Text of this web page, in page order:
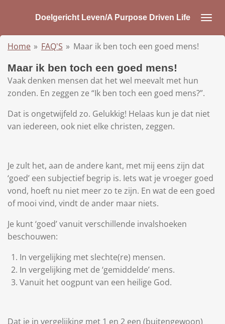
naar
de
Doelgericht Leven/A Purpose Driven Life
Home » FAQ'S » Maar ik ben toch een goed mens!
Maar ik ben toch een goed mens!
Vaak denken mensen dat het wel meevalt met hun
zonden. En zeggen ze “Ik ben toch een goed mens?”.
Dat is ongetwijfeld zo. Gelukkig! Helaas kun je dat niet
van iedereen, ook niet elke christen, zeggen.
Je zult het, aan de andere kant, met mij eens zijn dat
‘goed’ een subjectief begrip is. Iets wat je vroeger goed
vond, hoeft nu niet meer zo te zijn. En wat de een goed
of mooi vind, vindt de ander maar niets.
Je kunt ‘goed’ vanuit verschillende invalshoeken
beschouwen:
In vergelijking met slechte(re) mensen.
In vergelijking met de ‘gemiddelde’ mens.
Vanuit het oogpunt van een heilige God.
Dat je in vergelijking met 1 en 2 een (buitengewoon)